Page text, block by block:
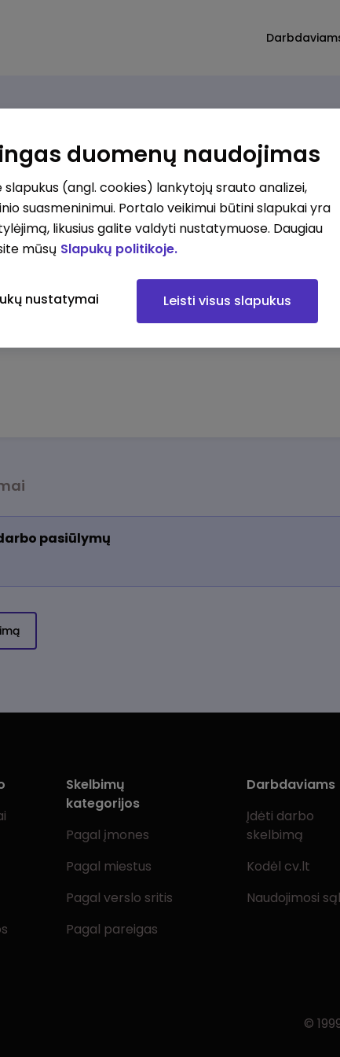
pasiūlymų
Skelbimų
kategorijos
Pagal įmones
Pagal miestus
Pagal verslo sritis
Pagal pareigas
Darbdaviams
Įdėti darbo
skelbimą
Kodėl cv.lt
Naudojimosi
©
duomenų naudojimas
slapukus (angl. cookies) lankytojų srauto analizei,
suasmeninimui. Portalo veikimui būtini slapukai yra
likusius galite valdyti nustatymuose. Daugiau
mūsų Slapukų politikoje.
nustatymai Leisti visus slapukus